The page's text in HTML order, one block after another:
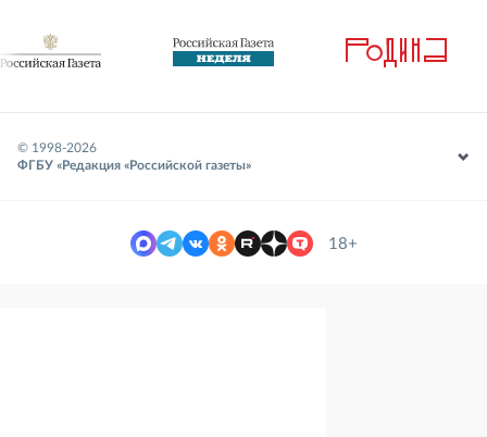
© 1998-2026
ФГБУ «Редакция «Российской газеты»
18+